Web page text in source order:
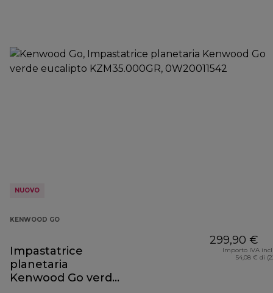
NUOVO
KENWOOD GO
Impastatrice
planetaria
Kenwood Go verde
299,90 €
Importo IVA
54,08 € di